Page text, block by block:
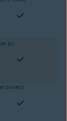
pc.
privacy